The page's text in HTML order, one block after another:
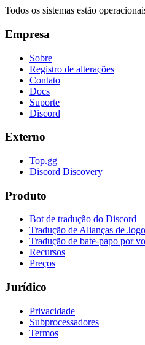
Todos os sistemas estão
Empresa
Sobre
Registro de alterações
Contato
Docs
Suporte
Discord
Externo
Top.gg
Discord Discovery
Produto
Bot de tradução do Discord
Tradução de Alianças de
Tradução de bate-papo por
Recursos
Preços
Jurídico
Privacidade
Subprocessadores
Termos